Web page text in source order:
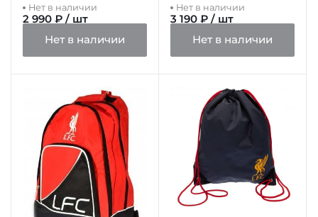
Нет в наличии
2 990 ₽ / шт
Нет в наличии
Нет в наличии
3 190 ₽ / шт
Нет в наличии